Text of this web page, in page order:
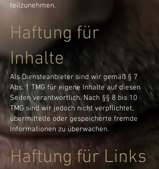
teilzunehmen.
Haftung für
Inhalte
Als Diensteanbieter sind wir gemäß § 7
Abs. 1 TMG für eigene Inhalte auf diesen
Seiten verantwortlich. Nach §§ 8 bis 10
TMG sind wir jedoch nicht verpflichtet,
übermittelte oder gespeicherte fremde
Informationen zu überwachen.
Haftung für Links